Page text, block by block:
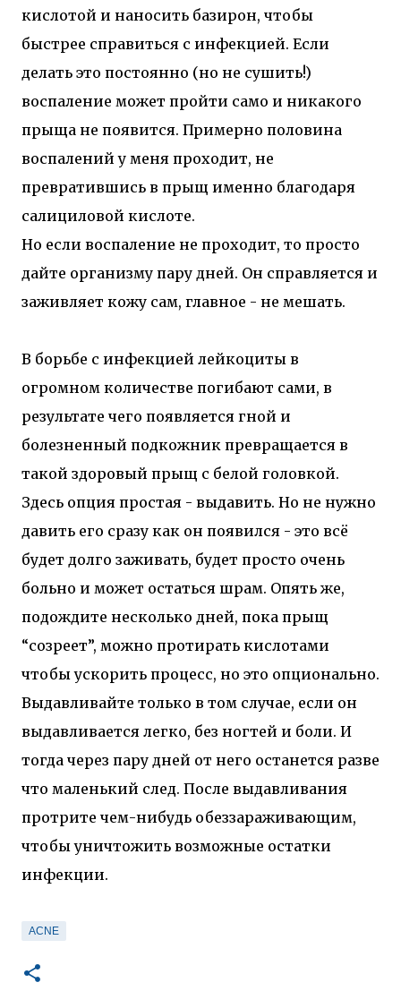
кислотой и наносить базирон, чтобы
быстрее справиться с инфекцией. Если
делать это постоянно (но не сушить!)
воспаление может пройти само и никакого
прыща не появится. Примерно половина
воспалений у меня проходит, не
превратившись в прыщ именно благодаря
салициловой кислоте.
Но если воспаление не проходит, то просто
дайте организму пару дней. Он справляется и
заживляет кожу сам, главное - не мешать.
В борьбе с инфекцией лейкоциты в
огромном количестве погибают сами, в
результате чего появляется гной и
болезненный подкожник превращается в
такой здоровый прыщ с белой головкой.
Здесь опция простая - выдавить. Но не нужно
давить его сразу как он появился - это всё
будет долго заживать, будет просто очень
больно и может остаться шрам. Опять же,
подождите несколько дней, пока прыщ
“созреет”, можно протирать кислотами
чтобы ускорить процесс, но это опционально.
Выдавливайте только в том случае, если он
выдавливается легко, без ногтей и боли. И
тогда через пару дней от него останется разве
что маленький след. После выдавливания
протрите чем-нибудь обеззараживающим,
чтобы уничтожить возможные остатки
инфекции.
ACNE